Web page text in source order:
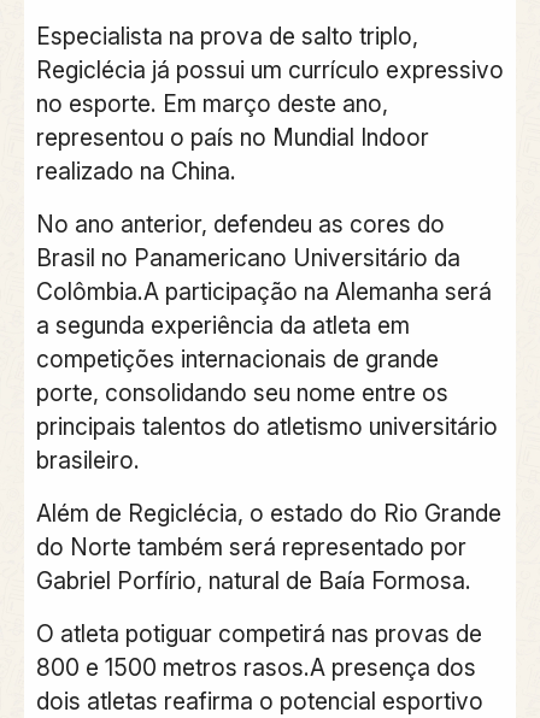
Especialista na prova de salto triplo,
Regiclécia já possui um currículo expressivo
no esporte. Em março deste ano,
representou o país no Mundial Indoor
realizado na China.
No ano anterior, defendeu as cores do
Brasil no Panamericano Universitário da
Colômbia.A participação na Alemanha será
a segunda experiência da atleta em
competições internacionais de grande
porte, consolidando seu nome entre os
principais talentos do atletismo universitário
brasileiro.
Além de Regiclécia, o estado do Rio Grande
do Norte também será representado por
Gabriel Porfírio, natural de Baía Formosa.
O atleta potiguar competirá nas provas de
800 e 1500 metros rasos.A presença dos
dois atletas reafirma o potencial esportivo